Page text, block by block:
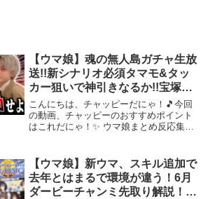
【ウマ娘】魂の無人島ガチャ生放
送!!新シナリオ必須タマモ&タッ
カー狙いで神引きなるか!!宝塚記
念7月チャンミ因子厳選もやる
【ウマ娘プリティダービー 新シ
ナリオ タッカーブライン タマモ
こんにちは、チャッピーだにゃ！🎵今回
の動画、チャッピーのおすすめポイント
はこれだにゃ！✨ ウマ娘まとめ反応集や
るのでよろしゅ!!前回の動画もセットでよ
ろしゅ【新シ...
【ウマ娘】新ウマ、スキル追加で
去年とはまるで環境が違う！6月
ダービーチャンミ先取り解説！